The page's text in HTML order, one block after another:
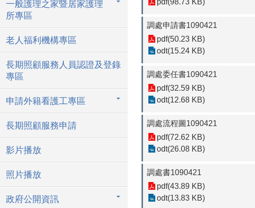
一般護理之家暨居家護理
所專區
老人福利機構專區
長期照顧服務人員認證及登錄
專區
申請外籍看護工專區
長期照顧服務申請
影片播放
照片播放
政府公開資訊
pdf(98.73 KB)
調處申請書1090421
pdf(50.23 KB)
odt(15.24 KB)
調處委任書1090421
pdf(32.59 KB)
odt(12.68 KB)
調處流程圖1090421
pdf(72.62 KB)
odt(26.08 KB)
調處書1090421
pdf(43.89 KB)
odt(13.83 KB)